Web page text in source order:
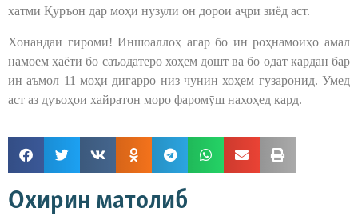
хатми Қуръон дар моҳи нузули он дорои аҷри зиёд аст.
Хонандаи гиромӣ! Иншоаллоҳ агар бо ин роҳнамоиҳо амал
намоем ҳаёти бо саъодатеро хоҳем дошт ва бо одат кардан бар
ин аъмол 11 моҳи дигарро низ чунин хоҳем гузаронид. Умед
аст аз дуъоҳои хайратон моро фаромӯш нахоҳед кард.
Охирин матолиб